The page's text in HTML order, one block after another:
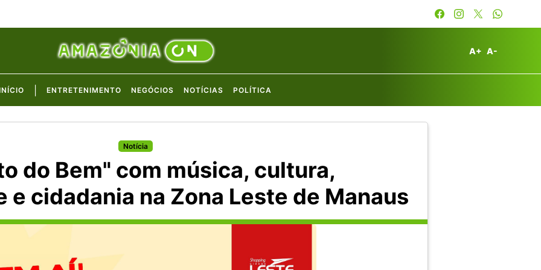
A+ A-
ENTRETENIMENTO NEGÓCIOS NOTÍCIAS POLÍTICA
Notícia
do Bem" com música, cultura,
e cidadania na Zona Leste de Manaus